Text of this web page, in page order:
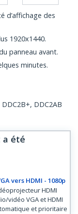
d’affichage des
1920x1440.
panneau avant.
minutes.
DDC2AB
a été
vers HDMI - 1080p
HDMI
vidéo VGA et HDMI
et prioritaire